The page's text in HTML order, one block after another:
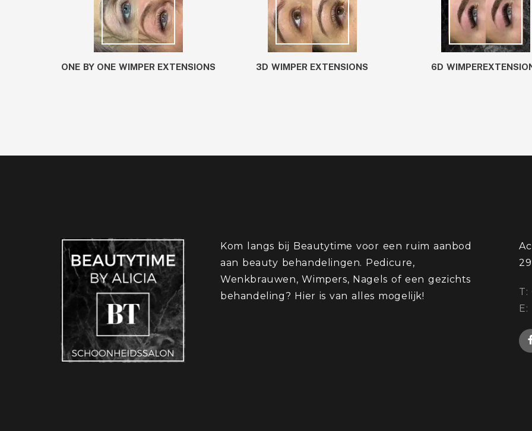
ONE BY ONE WIMPER EXTENSIONS 3D WIMPER EXTENSIONS 6D
Kom langs bij Beautytime voor een ruim aanbod
aan beauty behandelingen. Pedicure,
Wenkbrauwen, Wimpers, Nagels of een gezichts
behandeling? Hier is van alles mogelijk!
​T: